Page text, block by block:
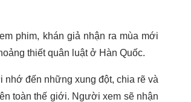
phim, khán giả nhận ra mùa mới
thiết quân luật ở Hàn Quốc.
nhớ đến những xung đột, chia rẽ và
toàn thế giới. Người xem sẽ nhận